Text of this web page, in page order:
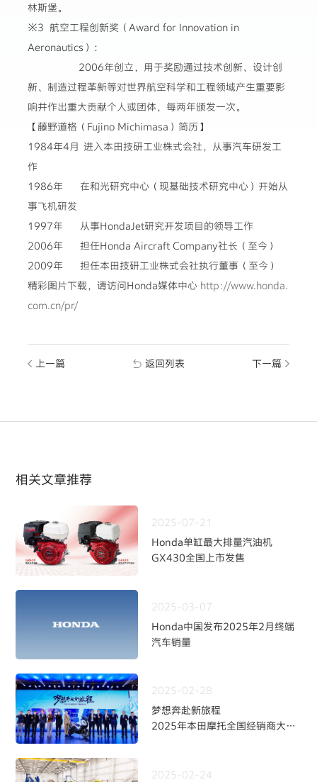
林斯堡。
※3 航空工程创新奖（Award for Innovation in
Aeronautics）：
2006年创立，用于奖励通过技术创新、设计创
新、制造过程革新等对世界航空科学和工程领域产生重要影
响并作出重大贡献个人或团体，每两年颁发一次。
【藤野道格（Fujino Michimasa）简历】
1984年4月 进入本田技研工业株式会社，从事汽车研发工
作
1986年
在和光研究中心（现基础技术研究中心）开始从
事飞机研发
1997年
从事HondaJet研究开发项目的领导工作
2006年
担任Honda Aircraft Company社长（至今）
2009年
担任本田技研工业株式会社执行董事（至今）
精彩图片下载，请访问Honda媒体中心 http://www.honda.
com.cn/pr/
上一篇 返回列表 下一篇
相关文章推荐
2025-07-21
Honda单缸最大排量汽油机
GX430全国上市发售
2025-03-07
Honda中国发布2025年2月终端
汽车销量
2025-02-28
梦想奔赴新旅程
2025年本田摩托全国经销商大会
2025-02-24